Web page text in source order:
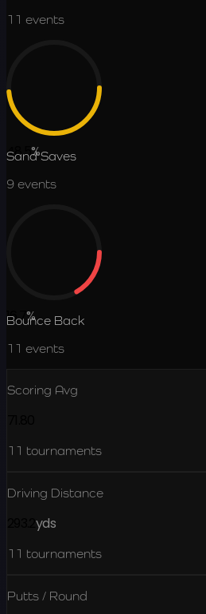
11 events
48.5%
Sand Saves
9 events
16.7%
Bounce Back
11 events
Scoring Avg
11 tournaments
Driving Distance
yds
11 tournaments
Putts / Round